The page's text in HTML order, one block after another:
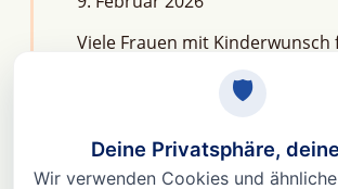
Viele Frauen mit Kinderwunsch
kurze Antwort lautet: Nein, aber
Fruchtbarkeit aus dem
bringen. Denn Stress